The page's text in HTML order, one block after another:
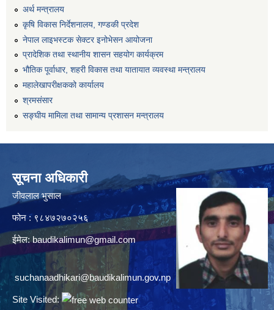
अर्थ मन्त्रालय
कृषि विकास निर्देशनालय, गण्डकी प्रदेश
नेपाल लाइभस्टक सेक्टर इनोभेसन आयोजना
प्रादेशिक तथा स्थानीय शासन सहयोग कार्यक्रम
भौतिक पूर्वाधार, शहरी विकास तथा यातायात व्यवस्था मन्त्रालय
महालेखापरीक्षकको कार्यालय
श्रमसंसार
सङ्घीय मामिला तथा सामान्य प्रशासन मन्त्रालय
सूचना अधिकारी
जीवलाल भुसाल
फोन : ९८४७२७०२५६
ईमेल: baudikalimun@gmail.com
suchanaadhikari@baudikalimun.gov.np
Site Visited: